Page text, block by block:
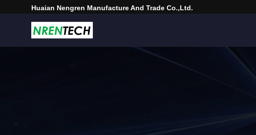
Huaian Nengren Manufacture And Trade Co.,Ltd.